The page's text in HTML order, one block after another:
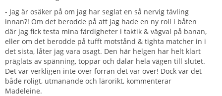
- Jag är osäker på om jag har seglat en så nervig tävling
innan?! Om det berodde på att jag hade en ny roll i båten
där jag fick testa mina färdigheter i taktik & vägval på banan,
eller om det berodde på tufft motstånd & tighta matcher in i
det sista, låter jag vara osagt. Den här helgen har helt klart
präglats av spänning, toppar och dalar hela vägen till slutet.
Det var verkligen inte över förrän det var över! Dock var det
både roligt, utmanande och lärorikt, kommenterar
Madeleine.